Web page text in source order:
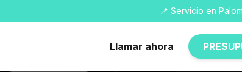
📍 Servicio en
Llamar ahora